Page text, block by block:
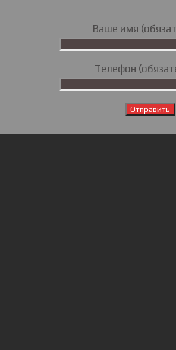
Ваше имя
Телефон